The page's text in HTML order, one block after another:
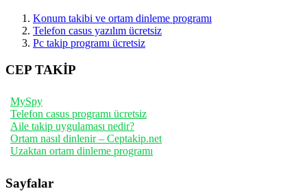
Konum takibi ve ortam dinleme programı
Telefon casus yazılım ücretsiz
Pc takip programı ücretsiz
CEP TAKİP
MySpy
Telefon casus programı ücretsiz
Aile takip uygulaması nedir?
Ortam nasıl dinlenir – Ceptakip.net
Uzaktan ortam dinleme programı
Sayfalar